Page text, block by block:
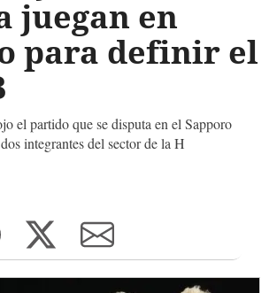
juegan en
para definir el
el partido que se disputa en el Sapporo
integrantes del sector de la H